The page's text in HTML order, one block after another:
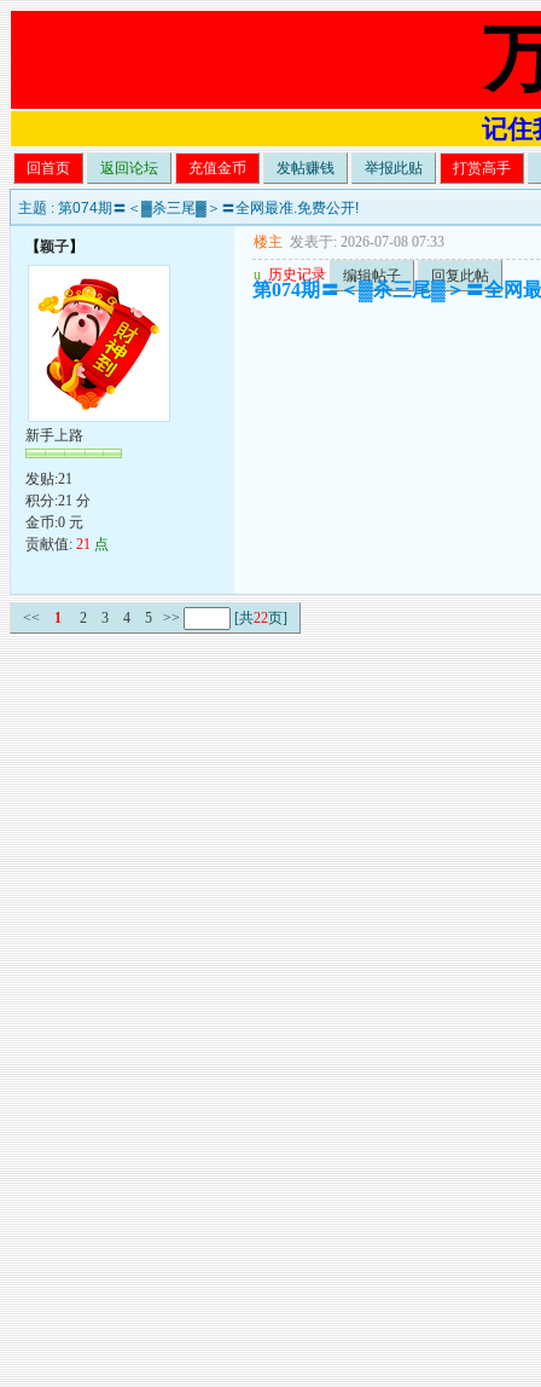
记住
回首页 返回论坛 充值金币 发帖赚钱 举报此贴 打赏高手
主题 : 第074期〓＜▓杀三尾▓＞〓全网最准.免费公开!
【颖子】
新手上路
发贴:21
积分:21 分
金币:0 元
贡献值: 21 点
楼主 发表于: 2026-07-08 07:33
u 历史记录 编辑帖子 回复此帖
第074期〓＜▓杀三尾▓＞〓全网
<< 1 2 3 4 5 >> [共22页]